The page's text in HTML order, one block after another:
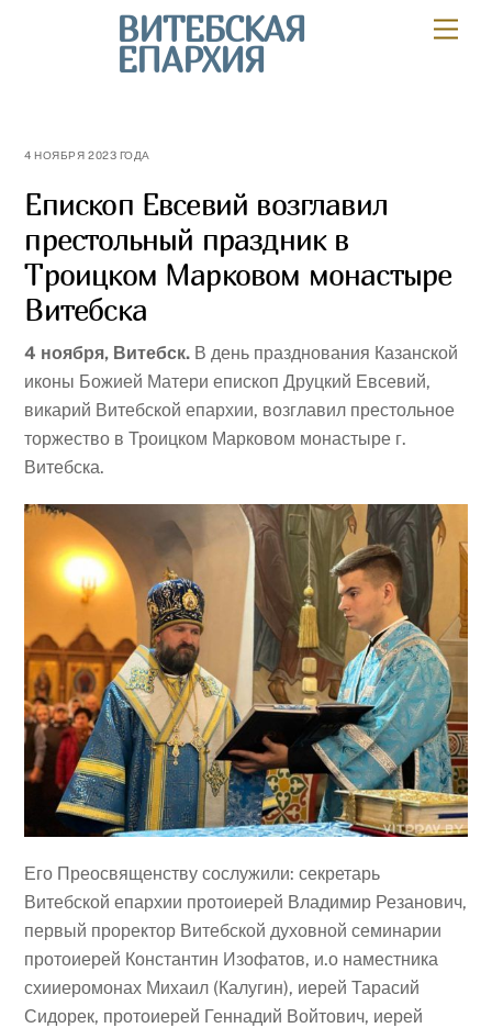
ВИТЕБСКАЯ
ЕПАРХИЯ
4 НОЯБРЯ 2023 ГОДА
Епископ Евсевий возглавил
престольный праздник в
Троицком Марковом монастыре
Витебска
4 ноября, Витебск. В день празднования Казанской
иконы Божией Матери епископ Друцкий Евсевий,
викарий Витебской епархии, возглавил престольное
торжество в Троицком Марковом монастыре г.
Витебска.
Его Преосвященству сослужили: секретарь
Витебской епархии протоиерей Владимир Резанович,
первый проректор Витебской духовной семинарии
протоиерей Константин Изофатов, и.о наместника
схииеромонах Михаил (Калугин), иерей Тарасий
Сидорек, протоиерей Геннадий Войтович, иерей